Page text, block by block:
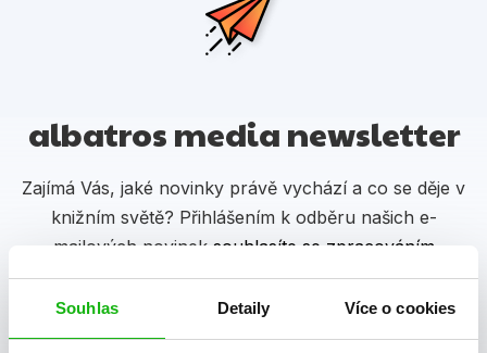
Souhlas Detaily Více o cookies
Zdraví a životní styl
Všechny kategorie
albatros media newsletter
Zajímá Vás, jaké novinky právě vychází a co se děje v
knižním světě? Přihlášením k odběru našich e-
mailových novinek souhlasíte se zpracováním
osobních údajů.
Vaše e-mailová adresa